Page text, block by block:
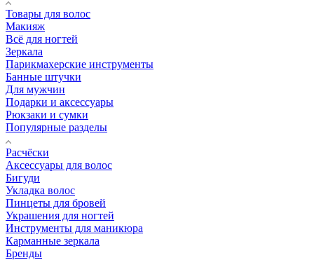
Товары для волос
Макияж
Всё для ногтей
Зеркала
Парикмахерские инструменты
Банные штучки
Для мужчин
Подарки и аксессуары
Рюкзаки и сумки
Популярные разделы
Расчёски
Аксессуары для волос
Бигуди
Укладка волос
Пинцеты для бровей
Украшения для ногтей
Инструменты для маникюра
Карманные зеркала
Бренды